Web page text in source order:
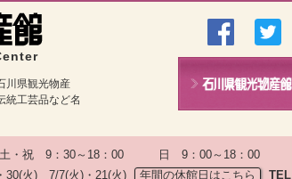
川県観光物産
統工芸品など名
・祝　9：30～18：00　　　日　9：00～18：00
30(火)　7/7(火)・21(火) 年間の休館日はこちら TEL